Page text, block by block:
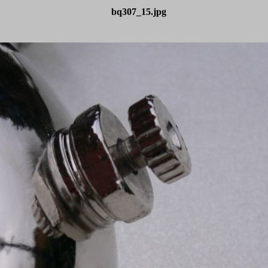
bq307_15.jpg